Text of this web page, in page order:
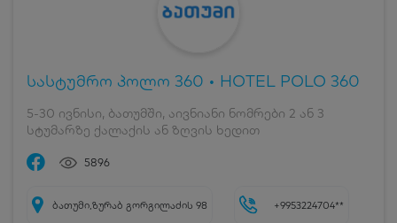
სასტუმრო პოლო 360 • HOTEL POLO 360
5-30 ივნისი, ბათუმში, აივნიანი ნომრები 2 ან 3
სტუმარზე ქალაქის ან ზღვის ხედით
5896
ბათუმი,ზურაბ გორგილაძის 98 +9953224704**